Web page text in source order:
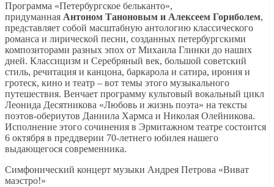
Программа «Петербургское бельканто»,
придуманная Антоном Таноновым и Алексеем Гориболем,
представляет собой масштабную антологию классического
романса и лирической песни, созданных петербургскими
композиторами разных эпох от Михаила Глинки до наших
дней. Классицизм и Серебряный век, большой советский
стиль, речитация и канцона, баркарола и сатира, ирония и
гротеск, кино и театр – вот темы этого музыкального
путешествия. Венчает программу культовый вокальный цикл
Леонида Десятникова «Любовь и жизнь поэта» на тексты
поэтов-обериутов Даниила Хармса и Николая Олейникова.
Исполнение этого сочинения в Эрмитажном театре состоится
6 октября в преддверии 70-летнего юбилея нашего
выдающегося современника.
Симфонический концерт музыки Андрея Петрова «Виват
маэстро!»